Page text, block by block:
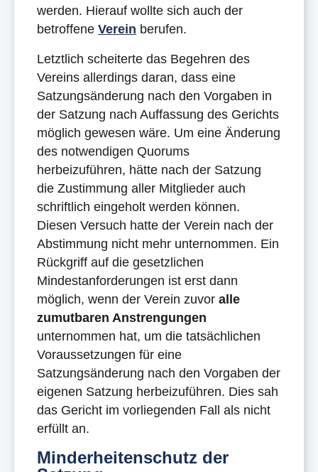
werden. Hierauf wollte sich auch der
betroffene Verein berufen.
Letztlich scheiterte das Begehren des
Vereins allerdings daran, dass eine
Satzungsänderung nach den Vorgaben in
der Satzung nach Auffassung des Gerichts
möglich gewesen wäre. Um eine Änderung
des notwendigen Quorums
herbeizuführen, hätte nach der Satzung
die Zustimmung aller Mitglieder auch
schriftlich eingeholt werden können.
Diesen Versuch hatte der Verein nach der
Abstimmung nicht mehr unternommen. Ein
Rückgriff auf die gesetzlichen
Mindestanforderungen ist erst dann
möglich, wenn der Verein zuvor alle
zumutbaren Anstrengungen
unternommen hat, um die tatsächlichen
Voraussetzungen für eine
Satzungsänderung nach den Vorgaben der
eigenen Satzung herbeizuführen. Dies sah
das Gericht im vorliegenden Fall als nicht
erfüllt an.
Minderheitenschutz der